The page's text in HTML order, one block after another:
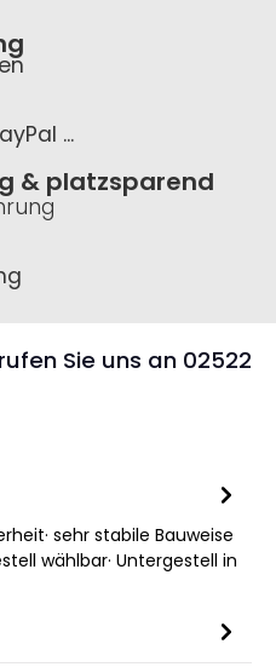
...
& platzsparend
Sie uns an 02522
sehr stabile Bauweise
wählbar· Untergestell in